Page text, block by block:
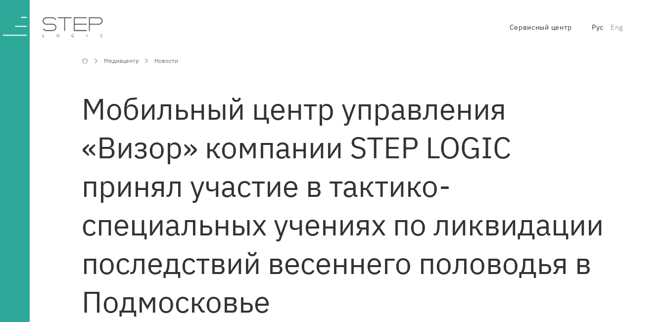
Медиацентр Новости
Мобильный центр управления
«Визор» компании STEP LOGIC
принял участие в тактико-
специальных учениях по ликвидации
последствий весеннего половодья в
Подмосковье
Компетенции и
Проекты
Медиацентр
Карьера
Контакты
Сервисный центр Рус Eng